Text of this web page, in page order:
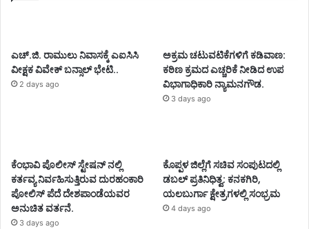
ಎಚ್.ಜಿ. ರಾಮುಲು ನಿವಾಸಕ್ಕೆ ಎಐಸಿಸಿ
ವೀಕ್ಷಕ ವಿವೇಕ್ ಬನ್ಸಾಲ್ ಭೇಟಿ..
2 days ago
ಅಕ್ರಮ ಚಟುವಟಿಕೆಗಳಿಗೆ ಕಡಿವಾಣ:
ಕಠಿಣ ಕ್ರಮದ ಎಚ್ಚರಿಕೆ ನೀಡಿದ ಉಪ
ವಿಭಾಗಾಧಿಕಾರಿ ನ್ಯಾಮನಗೌಡ.
3 days ago
ಕೆಂಭಾವಿ ಪೊಲೀಸ್ ಸ್ಟೇಷನ್ ನಲ್ಲಿ
ಕರ್ತವ್ಯ ನಿರ್ವಹಿಸುತ್ತಿರುವ ದುರಹಂಕಾರಿ
ಪೋಲಿಸ್ ಪೆದೆ ದೇಶಪಾಂಡೆಯವರ
ಅನುಚಿತ ವರ್ತನೆ.
3 days ago
ಕೊಪ್ಪಳ ಜಿಲ್ಲೆಗೆ ಸಚಿವ ಸಂಪುಟದಲ್ಲಿ
ಡಬಲ್ ಪ್ರತಿನಿಧಿತ್ವ: ಕನಕಗಿರಿ,
ಯಲಬುರ್ಗಾ ಕ್ಷೇತ್ರಗಳಲ್ಲಿ ಸಂಭ್ರಮ
4 days ago